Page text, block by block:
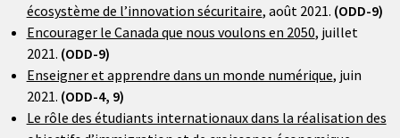
écosystème de l’innovation sécuritaire, août 2021. (ODD-9)
Encourager le Canada que nous voulons en 2050, juillet
2021. (ODD-9)
Enseigner et apprendre dans un monde numérique, juin
2021. (ODD-4, 9)
Le rôle des étudiants internationaux dans la réalisation des